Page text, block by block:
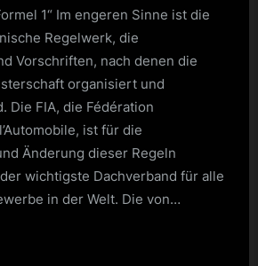
1“ Im engeren Sinne ist die
Regelwerk, die
Vorschriften, nach denen die
organisiert und
Die FIA, die Fédération
ist für die
Änderung dieser Regeln
wichtigste Dachverband für alle
in der Welt. Die von…